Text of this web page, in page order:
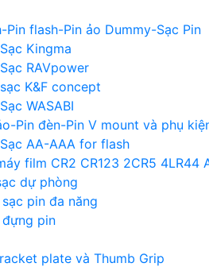
Pin flash-Pin ảo Dummy-Sạc Pin
Kingma
RAVpower
K&F concept
WASABI
Pin đèn-Pin V mount và phụ
AA-AAA for flash
film CR2 CR123 2CR5 4LR44
dự phòng
pin đa năng
pin
plate và Thumb Grip